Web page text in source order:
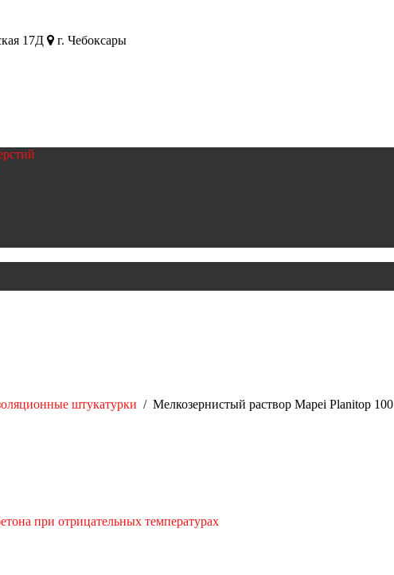
17Д
г. Чебоксары
штукатурки / Мелкозернистый раствор Mapei Planitop 100
при отрицательных температурах